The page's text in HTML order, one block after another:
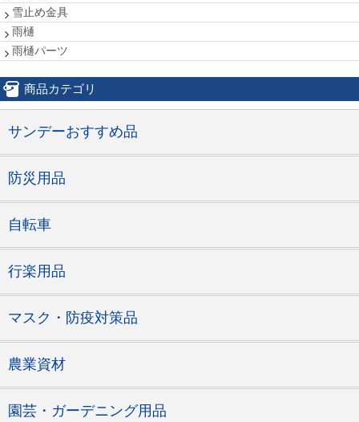
雪止め金具
雨樋
雨樋パーツ
商品カテゴリ
サンデーおすすめ品
防災用品
自転車
行楽用品
マスク・防疫対策品
農業資材
園芸・ガーデニング用品